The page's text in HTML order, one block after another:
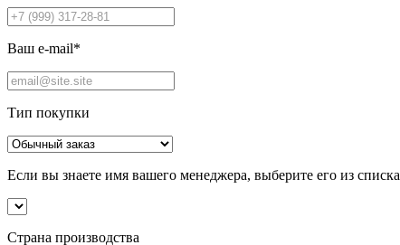
Ваш e-mail*
Тип покупки
Если вы знаете имя вашего менеджера, выберите его из списка
Страна производства